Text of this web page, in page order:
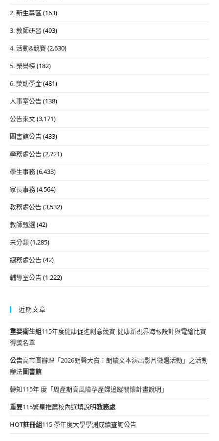
2. 新生專區 (163)
3. 教師研習 (493)
4. 活動&競賽(2,630)
5. 榮譽榜(182)
6. 獎助學金(481)
人事室公告(138)
公告來文(3,171)
圖書館公告(433)
學務處公告(2,721)
學生事務(6,433)
家長事務(4,564)
教務處公告(3,532)
教師甄選(42)
未分類(1,285)
總務處公告(42)
輔導室公告(1,222)
近期文章
重要衛生組115年度健康促進創意競賽-健康新視界海報設計與電繪比賽
得獎名單
公告高市圖辦理「2026朗聲大賞：朗讀文本演出影片徵選活動」之活動
辦法圖書館
轉知115年 度「周產期高風險孕產婦追蹤關懷計畫說明」
重要115繁星推薦校內選填說明教務處
HOT註冊組115 學年度大學學測成績查詢公告